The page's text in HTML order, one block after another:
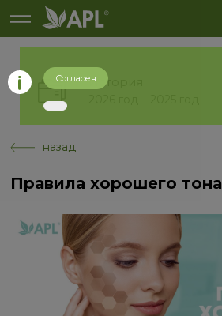
История
назад
Правила хорошего тона
Согласен